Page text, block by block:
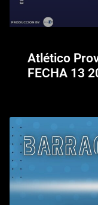
Atlético
FECHA 13